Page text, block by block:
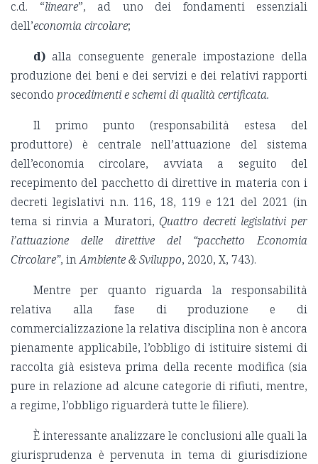
c.d. “lineare”, ad uno dei fondamenti essenziali
dell’economia circolare;
d) alla conseguente generale impostazione della
produzione dei beni e dei servizi e dei relativi rapporti
secondo procedimenti e schemi di qualità certificata.
Il primo punto (responsabilità estesa del
produttore) è centrale nell’attuazione del sistema
dell’economia circolare, avviata a seguito del
recepimento del pacchetto di direttive in materia con i
decreti legislativi n.n. 116, 18, 119 e 121 del 2021 (in
tema si rinvia a Muratori, Quattro decreti legislativi per
l’attuazione delle direttive del “pacchetto Economia
Circolare”, inAmbiente & Sviluppo, 2020, X, 743).
Mentre per quanto riguarda la responsabilità
relativa alla fase di produzione e di
commercializzazione la relativa disciplina non è ancora
pienamente applicabile, l’obbligo di istituire sistemi di
raccolta già esisteva prima della recente modifica (sia
pure in relazione ad alcune categorie di rifiuti, mentre,
a regime, l’obbligo riguarderà tutte le filiere).
È interessante analizzare le conclusioni alle quali la
giurisprudenza è pervenuta in tema di giurisdizione